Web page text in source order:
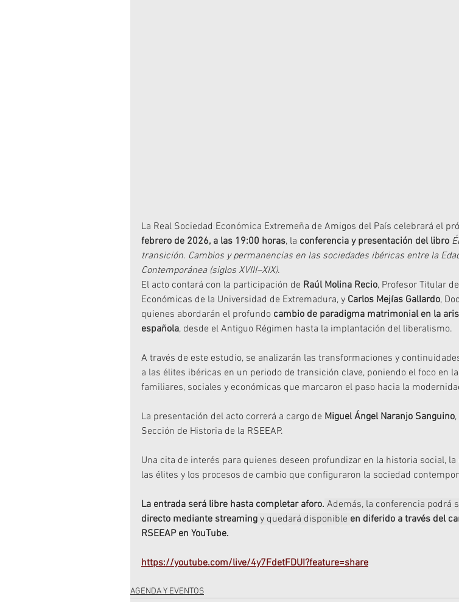
La Real Sociedad Económica Extremeña de Amigos del País celebrará el
febrero de 2026, a las 19:00 horas, la conferencia y presentación del libro
transición. Cambios y permanencias en las sociedades ibéricas entre la
Contemporánea (siglos XVIII–XIX).
El acto contará con la participación de Raúl Molina Recio, Profesor Titular
Económicas de la Universidad de Extremadura, y Carlos Mejías Gallardo,
quienes abordarán el profundo cambio de paradigma matrimonial en la
española, desde el Antiguo Régimen hasta la implantación del liberalismo.
A través de este estudio, se analizarán las transformaciones y
a las élites ibéricas en un periodo de transición clave, poniendo el foco en
familiares, sociales y económicas que marcaron el paso hacia la
La presentación del acto correrá a cargo de Miguel Ángel Naranjo Sanguino
Sección de Historia de la RSEEAP.
Una cita de interés para quienes deseen profundizar en la historia social, la
las élites y los procesos de cambio que configuraron la sociedad
La entrada será libre hasta completar aforo. Además, la conferencia podrá
directo mediante streaming y quedará disponible en diferido a través del
RSEEAP en YouTube.
https://youtube.com/live/4y7FdetFDUI?feature=share
AGENDA Y EVENTOS